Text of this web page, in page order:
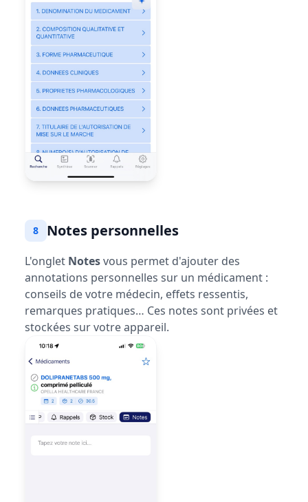
8 Notes personnelles
L'onglet Notesvous permet d'ajouter des
annotations personnelles sur un médicament :
conseils de votre médecin, effets ressentis,
remarques pratiques… Ces notes sont privées et
stockées sur votre appareil.